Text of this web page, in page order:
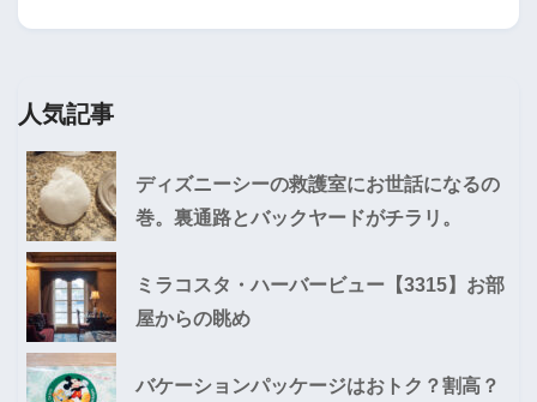
人気記事
ディズニーシーの救護室にお世話になるの
巻。裏通路とバックヤードがチラリ。
ミラコスタ・ハーバービュー【3315】お部
屋からの眺め
バケーションパッケージはおトク？割高？